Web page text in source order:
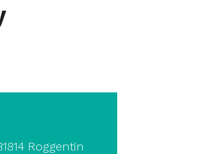
Roggentin